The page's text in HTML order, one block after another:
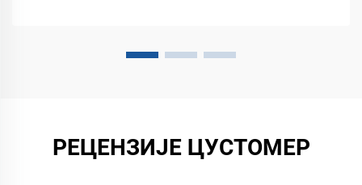
РЕЦЕНЗИЈЕ ЦУСТОМЕР